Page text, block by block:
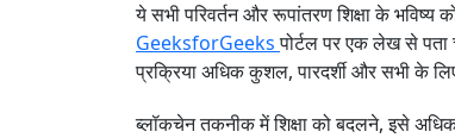
ये सभी परिवर्तन और रूपांतरण शिक्षा के
GeeksforGeeksपोर्टल पर एक लेख से पता
प्रक्रिया अधिक कुशल, पारदर्शी और सभी के
ब्लॉकचेन तकनीक में शिक्षा को बदलने, इसे